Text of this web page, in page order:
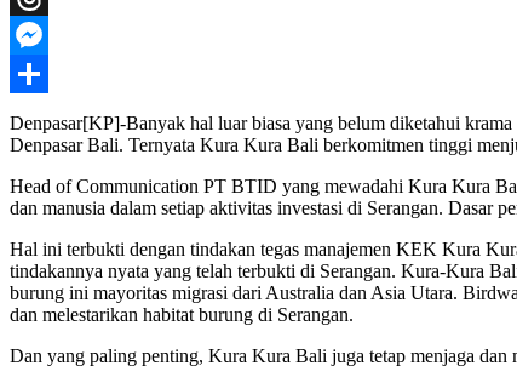
Threads
Messenger
Share
Denpasar[KP]-Banyak hal luar biasa yang belum diketahui
Denpasar Bali. Ternyata Kura Kura Bali berkomitmen tinggi
Head of Communication PT BTID yang mewadahi Kura Kura
dan manusia dalam setiap aktivitas investasi di Serangan.
Hal ini terbukti dengan tindakan tegas manajemen KEK Kura
tindakannya nyata yang telah terbukti di Serangan. Kura-Kura
burung ini mayoritas migrasi dari Australia dan Asia Utara.
dan melestarikan habitat burung di Serangan.
Dan yang paling penting, Kura Kura Bali juga tetap menjaga dan